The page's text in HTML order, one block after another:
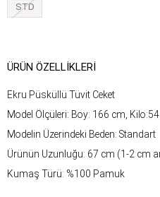
STD
ÜRÜN ÖZELLIKLERI
Ekru Püsküllü Tüvit Ceket
Model Ölçüleri: Boy: 166 cm,
Modelin Üzerindeki Beden: Standart
Ürünün Uzunluğu: 67 cm (1-2 cm
Kumaş Türü: %100 Pamuk